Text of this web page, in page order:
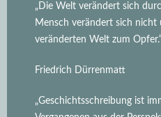
„Die Welt verändert sich
Mensch verändert sich
veränderten Welt zum Opfer.“
Friedrich Dürrenmatt
„Geschichtsschreibung ist